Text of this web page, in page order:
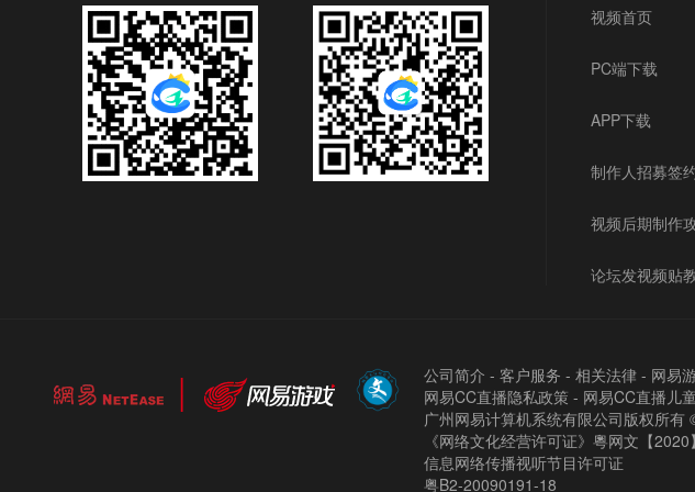
视频首页
PC端下载
APP下载
制作人招募签
视频后期制作
论坛发视频贴
公司简介 - 客户服务 - 相关法律 - 网易
网易CC直播隐私政策 - 网易CC直播儿
广州网易计算机系统有限公司版权所有
《网络文化经营许可证》粵网文【
信息网络传播视听节目许可证
粤B2-20090191-18